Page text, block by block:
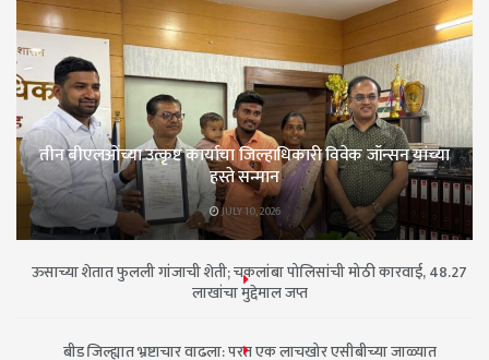
तीन बीएलओंच्या उत्कृष्ट कार्याचा जिल्हाधिकारी विवेक जॉन्सन यांच्या
हस्ते सन्मान
JULY 10, 2026
ऊसाच्या शेतात फुलली गांजाची शेती; चकलांबा पोलिसांची मोठी कारवाई, 48.27
लाखांचा मुद्देमाल जप्त
बीड जिल्ह्यात भ्रष्टाचार वाढला: परत एक लाचखोर एसीबीच्या जाळ्यात